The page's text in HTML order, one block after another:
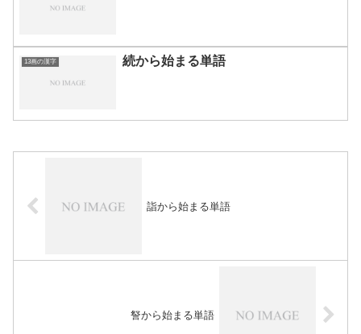
13画の漢字 続から始まる単語
詣から始まる単語
詧から始まる単語